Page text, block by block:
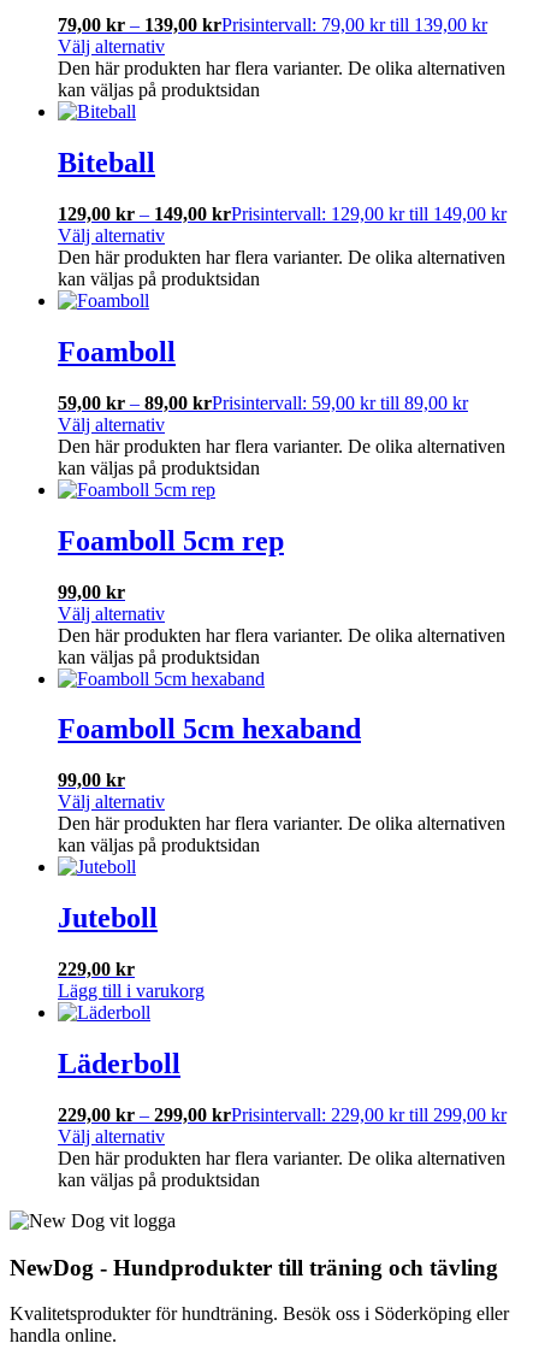
79,00 kr – 139,00 krPrisintervall: 79,00 kr till 139,00 kr
Välj alternativ
Den här produkten har flera varianter. De olika alternativen
kan väljas på produktsidan
Biteball
129,00 kr – 149,00 krPrisintervall: 129,00 kr till 149,00 kr
Välj alternativ
Den här produkten har flera varianter. De olika alternativen
kan väljas på produktsidan
Foamboll
59,00 kr – 89,00 krPrisintervall: 59,00 kr till 89,00 kr
Välj alternativ
Den här produkten har flera varianter. De olika alternativen
kan väljas på produktsidan
Foamboll 5cm rep
99,00 kr
Välj alternativ
Den här produkten har flera varianter. De olika alternativen
kan väljas på produktsidan
Foamboll 5cm hexaband
99,00 kr
Välj alternativ
Den här produkten har flera varianter. De olika alternativen
kan väljas på produktsidan
Juteboll
229,00 kr
Lägg till i varukorg
Läderboll
229,00 kr – 299,00 krPrisintervall: 229,00 kr till 299,00 kr
Välj alternativ
Den här produkten har flera varianter. De olika alternativen
kan väljas på produktsidan
NewDog - Hundprodukter till träning och tävling
Kvalitetsprodukter för hundträning. Besök oss i Söderköping eller
handla online.